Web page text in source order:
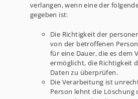
verlangen, wenn eine der
gegeben ist:
Die Richtigkeit der
von der betroffenen
für eine Dauer, die es dem
ermöglicht, die Richtigkeit
Daten zu überprüfen.
Die Verarbeitung ist
Person lehnt die Löschung